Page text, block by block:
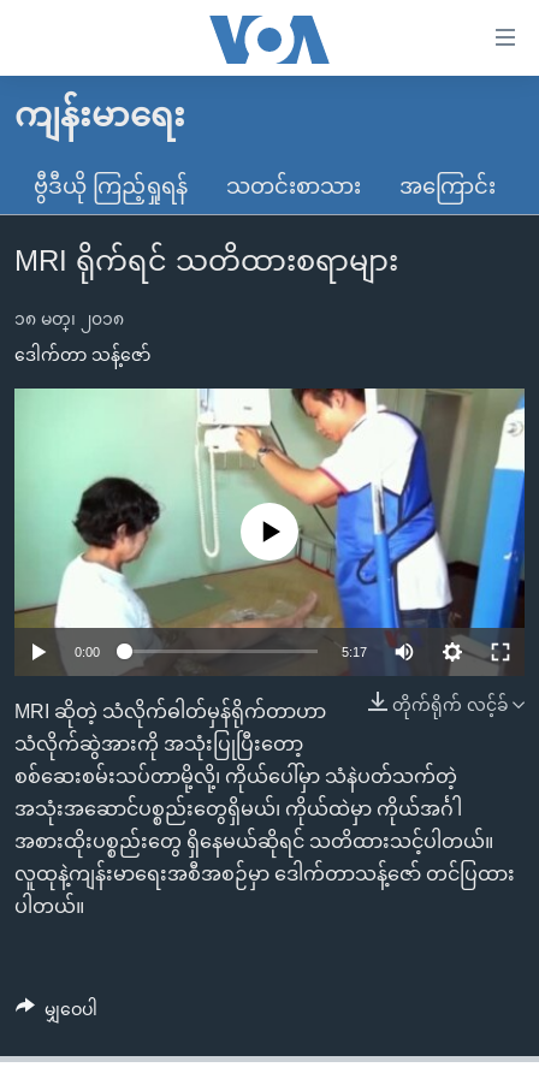
လွယ်ကူ
သည့်
များ
ပင်မ
အကြောင်းအရာ
စာမျက်နှာ
ကျော်
ကြည့်
ရန်
ရှာဖွေ
ရန်
နေရာ
သို့
ကျော်
မူလစာမျက်နှာ
မြန်မာ
ကမ္ဘာ့သတင်းများ
နိုင်ငံတကာ
တရုတ်
အစ္စရေး-ပါလက်စတိုင်း
ဗွီဒီယို
ရပ်ဝန်းတခု လမ်းတခု အလွန်
အင်္ဂလိပ်စာလေ့လာမယ်
မကြေးမုံရဲ့ အင်္ဂလိပ်စာ
ရုပ်ရှင်ထဲက အင်္ဂလိပ်စာ
သုတပဒေသာ အင်္ဂလိပ်စာ
ရေဒီယိုနှင့်ရုပ်သံ အချက်အလက်များ
ရေဒီယို/တီဗွီအစီအစဉ်
Learning English
ဗွီအိုအေ လူမှုကွန်ယက်များ
ဘာသာစကားများ
ကျန်းမာရေး
ဗွီဒီယို ကြည့်ရှုရန် သတင်းစာသား အကြောင်း
MRI ရိုက်ရင် သတိထားစရာများ
၁၈ မတ္၊ ၂၀၁၈
ဒေါက်တာ သန့်ဇော်
No media source currently available
0:00 5:17
တိုက်ရိုက် လင့်ခ်
MRI ဆိုတဲ့ သံလိုက်ဓါတ်မှန်ရိုက်တာဟာ
သံလိုက်ဆွဲအားကို အသုံးပြုပြီးတော့
စစ်ဆေးစမ်းသပ်တာမို့လို့၊ ကိုယ်ပေါ်မှာ သံနဲပတ်သက်တဲ့
အသုံးအဆောင်ပစ္စည်းတွေရှိမယ်၊ ကိုယ်ထဲမှာ ကိုယ်အင်္ဂါ
အစားထိုးပစ္စည်းတွေ ရှိနေမယ်ဆိုရင် သတိထားသင့်ပါတယ်။
လူထုနဲ့ကျန်းမာရေးအစီအစဉ်မှာ ဒေါက်တာသန့်ဇော် တင်ပြထား
ပါတယ်။
မျှဝေပါ